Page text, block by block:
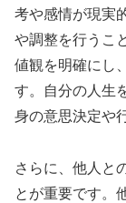
考や感情が現実
や調整を行うこ
値観を明確にし
す。自分の人生
身の意思決定や
さらに、他人と
とが重要です。